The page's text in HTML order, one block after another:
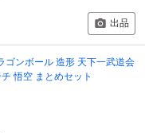
出品
ゴンボール 造形 天下一武道会
悟空 まとめセット